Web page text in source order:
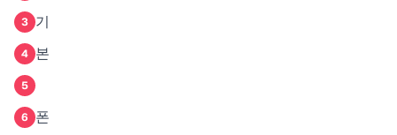
3 기
4 본
5
6 폰